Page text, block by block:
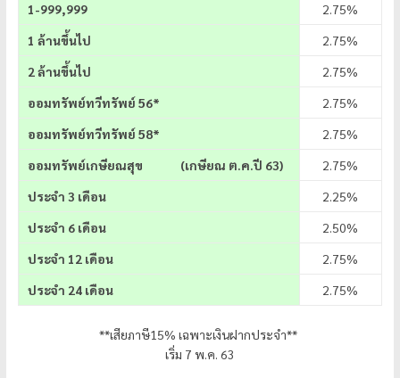
1-999,999
2.75%
1 ล้านขึ้นไป
2.75%
2 ล้านขึ้นไป
2.75%
ออมทรัพย์ทวีทรัพย์ 56*
2.75%
ออมทรัพย์ทวีทรัพย์ 58*
2.75%
ออมทรัพย์เกษียณสุข (เกษียณ ต.ค.ปี 63)
2.75%
ประจำ 3 เดือน
2.25%
ประจำ 6 เดือน
2.50%
ประจำ 12 เดือน
2.75%
ประจำ 24 เดือน
2.75%
**เสียภาษี15% เฉพาะเงินฝากประจำ**
เริ่ม 7 พ.ค. 63